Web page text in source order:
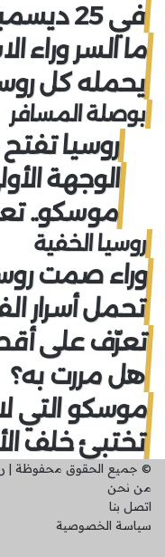
في 25 ديسمبر؟
ما السر وراء
يحمله كل
بوصلة المسافر
روسيا تفتح
الوجهة
موسكو..
روسيا الخفية
وراء صمت
تحمل أسرار
تعرّف على
هل مررت به؟
موسكو التي
تختبئ خلف
© جميع الحقوق محفوظة |
من نحن
اتصل بنا
سياسة الخصوصية